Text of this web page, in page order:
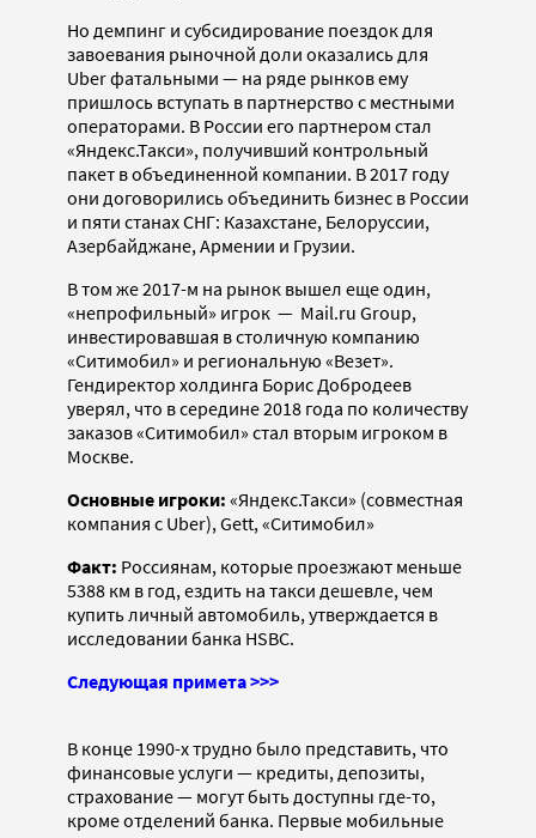
Но демпинг и субсидирование поездок для
завоевания рыночной доли оказались для
Uber фатальными — на ряде рынков ему
пришлось вступать в партнерство с местными
операторами. В России его партнером стал
«Яндекс.Такси», получивший контрольный
пакет в объединенной компании. В 2017 году
они договорились объединить бизнес в России
и пяти станах СНГ: Казахстане, Белоруссии,
Азербайджане, Армении и Грузии.
В том же 2017-м на рынок вышел еще один,
«непрофильный» игрок — Mail.ru Group,
инвестировавшая в столичную компанию
«Ситимобил» и региональную «Везет».
Гендиректор холдинга Борис Добродеев
уверял, что в середине 2018 года по количеству
заказов «Ситимобил» стал вторым игроком в
Москве.
Основные игроки: «Яндекс.Такси» (совместная
компания с Uber), Gett, «Ситимобил»
Факт: Россиянам, которые проезжают меньше
5388 км в год, ездить на такси дешевле, чем
купить личный автомобиль, утверждается в
исследовании банка HSBC.
Следующая примета >>>
В конце 1990-х трудно было представить, что
финансовые услуги — кредиты, депозиты,
страхование — могут быть доступны где-то,
кроме отделений банка. Первые мобильные